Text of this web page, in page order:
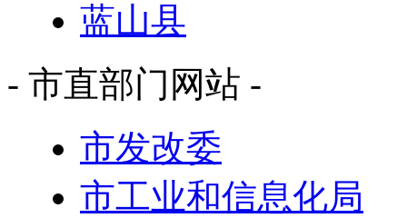
蓝山县
- 市直部门网站 -
市发改委
市工业和信息化局